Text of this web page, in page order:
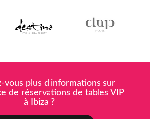
vous plus d'informations sur
de réservations de tables VIP
à Ibiza ?